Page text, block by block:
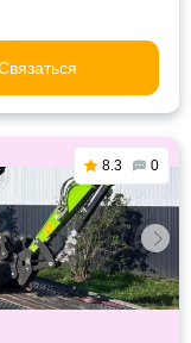
8.3 0